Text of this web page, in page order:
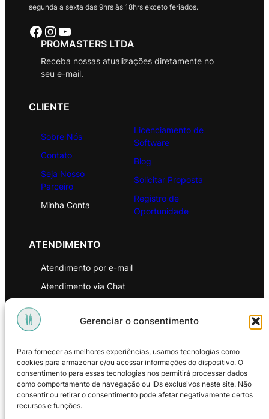
Gerenciar o consentimento
Para fornecer as melhores experiências, usamos tecnologias como
cookies para armazenar e/ou acessar informações do dispositivo. O
consentimento para essas tecnologias nos permitirá processar dados
como comportamento de navegação ou IDs exclusivos neste site. Não
consentir ou retirar o consentimento pode afetar negativamente certos
recursos e funções.
segunda a sexta das 9hrs às 18hrs exceto feriados.
Facebook Instagram Youtube
PROMASTERS LTDA
Receba nossas atualizações diretamente no
seu e-mail.
CLIENTE
Sobre Nós
Contato
Seja Nosso
Parceiro
Minha Conta
Licenciamento de
Software
Blog
Solicitar Proposta
Registro de
Oportunidade
ATENDIMENTO
Atendimento por e-mail
Atendimento via Chat
Política de Privacidade
Política de Troca e Devoluções
Política de Reembolso